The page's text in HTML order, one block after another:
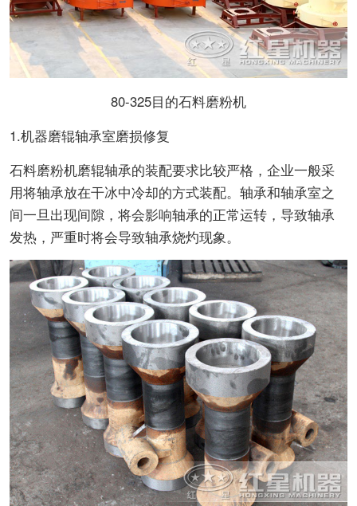
80-325目的石料磨粉机
1.机器磨辊轴承室磨损修复
石料磨粉机磨辊轴承的装配要求比较严格，企业一般采
用将轴承放在干冰中冷却的方式装配。轴承和轴承室之
间一旦出现间隙，将会影响轴承的正常运转，导致轴承
发热，严重时将会导致轴承烧灼现象。